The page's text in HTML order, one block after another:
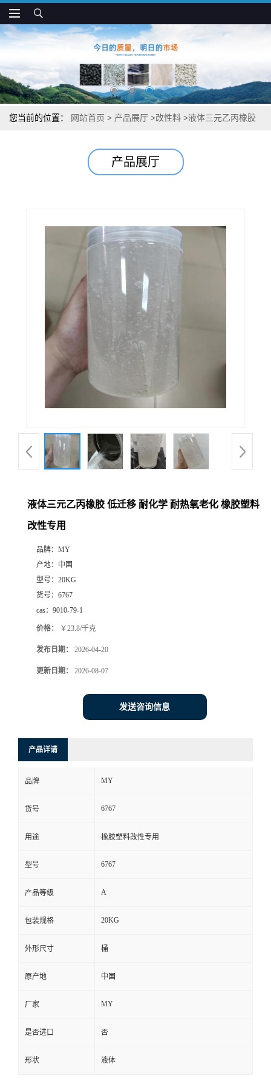
您当前的位置： 网站首页 > 产品展厅 >改性料 >液体三元乙丙橡胶
产品展厅
液体三元乙丙橡胶 低迁移 耐化学 耐热氧老化 橡胶塑料
改性专用
品牌： MY
产地： 中国
型号： 20KG
货号： 6767
cas： 9010-79-1
价格： ￥23.8/千克
发布日期： 2026-04-20
更新日期： 2026-08-07
发送咨询信息
产品详请
品牌 MY
货号 6767
用途 橡胶塑料改性专用
型号 6767
产品等级 A
包装规格 20KG
外形尺寸 桶
原产地 中国
厂家 MY
是否进口 否
形状 液体